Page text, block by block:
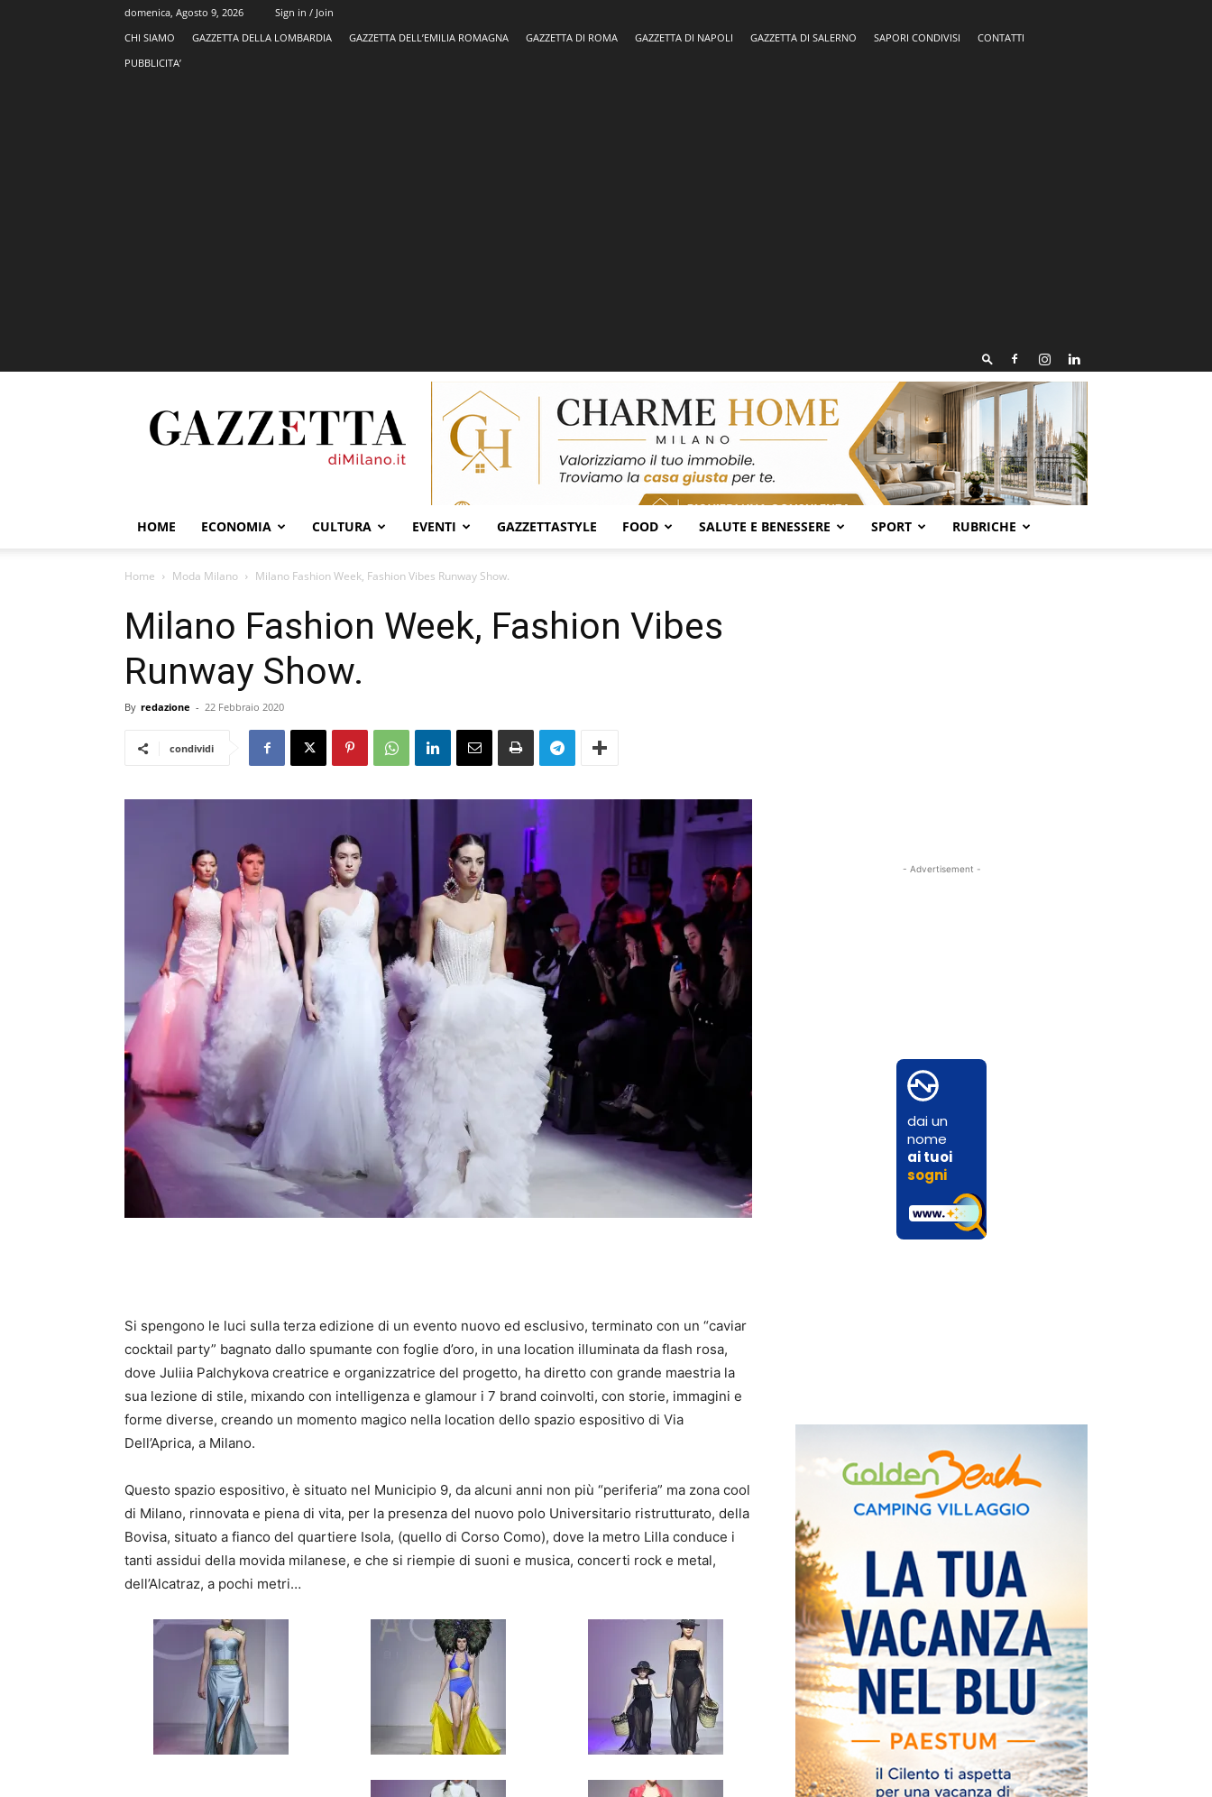
domenica, Agosto 9, 2026
Sign in / Join
CHI SIAMO
GAZZETTA DELLA LOMBARDIA GAZZETTA DELL’EMILIA ROMAGNA GAZZETTA DI ROMA GAZZETTA DI NAPOLI GAZZETTA DI SALERNO SAPORI CONDIVISI
CONTATTI
PUBBLICITA’
HOME ECONOMIA CULTURA EVENTI GAZZETTASTYLE FOOD SALUTE E BENESSERE SPORT RUBRICHE
Home Moda Milano Milano Fashion Week, Fashion Vibes Runway Show.
Milano Fashion Week, Fashion Vibes
Runway Show.
By redazione - 22 Febbraio 2020
condividi
Si spengono le luci sulla terza edizione di un evento nuovo ed esclusivo, terminato con un “caviar
cocktail party” bagnato dallo spumante con foglie d’oro, in una location illuminata da flash rosa,
dove Juliia Palchykova creatrice e organizzatrice del progetto, ha diretto con grande maestria la
sua lezione di stile, mixando con intelligenza e glamour i 7 brand coinvolti, con storie, immagini e
forme diverse, creando un momento magico nella location dello spazio espositivo di Via
Dell’Aprica, a Milano.
Questo spazio espositivo, è situato nel Municipio 9, da alcuni anni non più “periferia” ma zona cool
di Milano, rinnovata e piena di vita, per la presenza del nuovo polo Universitario ristrutturato, della
Bovisa, situato a fianco del quartiere Isola, (quello di Corso Como), dove la metro Lilla conduce i
tanti assidui della movida milanese, e che si riempie di suoni e musica, concerti rock e metal,
dell’Alcatraz, a pochi metri…
- Advertisement -